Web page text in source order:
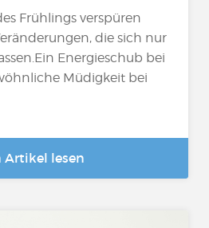
Frühlings verspüren
die sich nur
Energieschub bei
Müdigkeit bei
Artikel lesen